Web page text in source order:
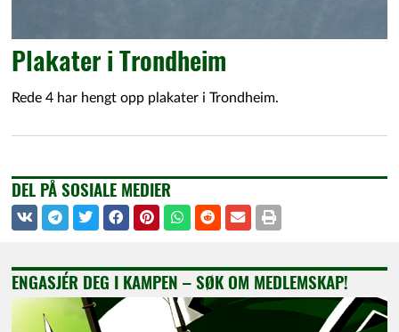
Plakater i Trondheim
Rede 4 har hengt opp plakater i Trondheim.
DEL PÅ SOSIALE MEDIER
ENGASJÉR DEG I KAMPEN – SØK OM MEDLEMSKAP!